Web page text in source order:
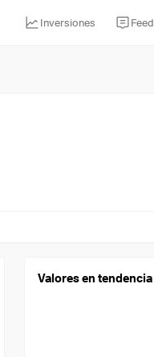
Inversiones Feed
Valores en tendencia